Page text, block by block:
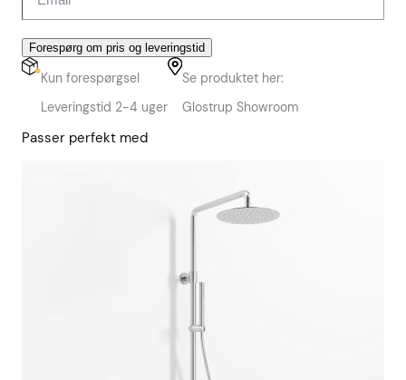
Forespørg om pris og leveringstid
Kun forespørgsel
Leveringstid 2-4 uger
Se produktet her:
Glostrup Showroom
Passer perfekt med